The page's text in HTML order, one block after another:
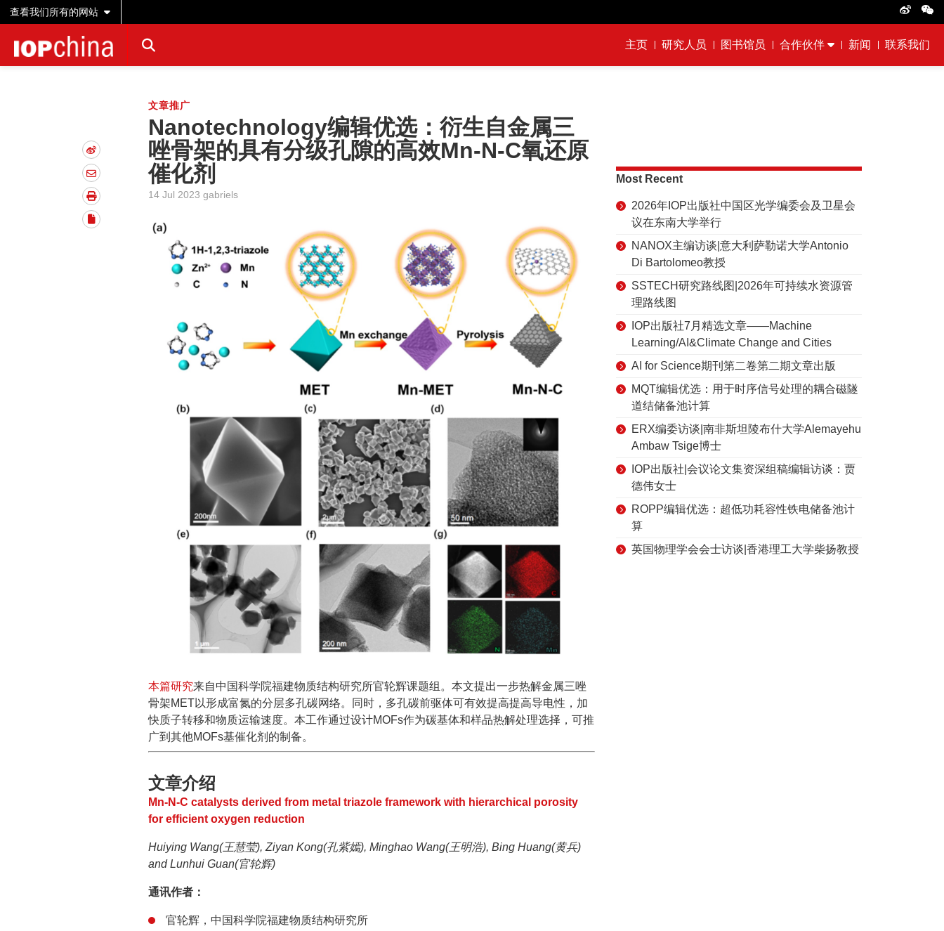
查看我们所有的网站
主页 研究人员 图书馆员 合作伙伴 新闻 联系我们
文章推广
Nanotechnology编辑优选：衍生自金属三
唑骨架的具有分级孔隙的高效Mn-N-C氧还原
催化剂
14 Jul 2023 gabriels
本篇研究来自中国科学院福建物质结构研究所官轮辉课题组。本文提出一步热解金属三唑
骨架MET以形成富氮的分层多孔碳网络。同时，多孔碳前驱体可有效提高提高导电性，加
快质子转移和物质运输速度。本工作通过设计MOFs作为碳基体和样品热解处理选择，可推
广到其他MOFs基催化剂的制备。
文章介绍
Mn-N-C catalysts derived from metal triazole framework with hierarchical porosity
for efficient oxygen reduction
Huiying Wang(王慧莹), Ziyan Kong(孔紫嫣), Minghao Wang(王明浩), Bing Huang(黄兵)
and Lunhui Guan(官轮辉)
通讯作者：
官轮辉，中国科学院福建物质结构研究所
Most Recent
2026年IOP出版社中国区光学编委会及卫星会
议在东南大学举行
NANOX主编访谈|意大利萨勒诺大学Antonio
Di Bartolomeo教授
SSTECH研究路线图|2026年可持续水资源管
理路线图
IOP出版社7月精选文章——Machine
Learning/AI&Climate Change and Cities
AI for Science期刊第二卷第二期文章出版
MQT编辑优选：用于时序信号处理的耦合磁隧
道结储备池计算
ERX编委访谈|南非斯坦陵布什大学Alemayehu
Ambaw Tsige博士
IOP出版社|会议论文集资深组稿编辑访谈：贾
德伟女士
ROPP编辑优选：超低功耗容性铁电储备池计
算
英国物理学会会士访谈|香港理工大学柴扬教授